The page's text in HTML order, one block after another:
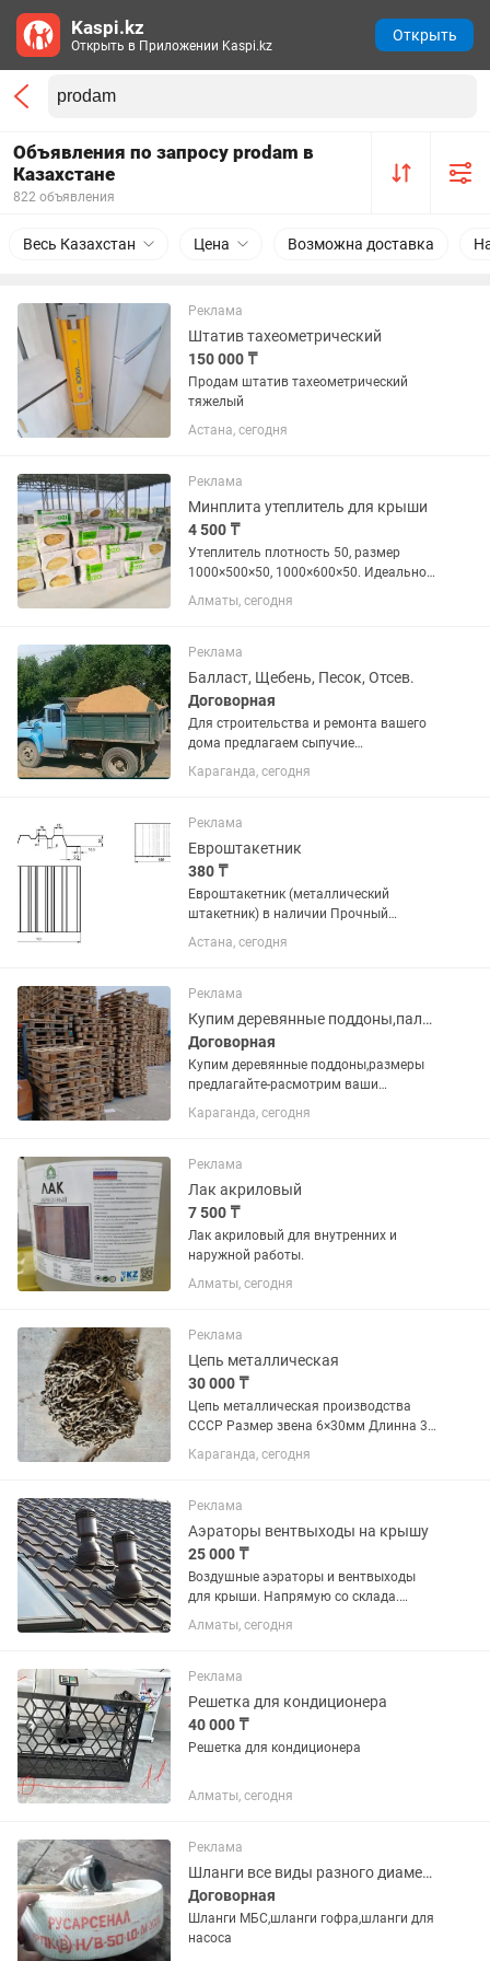
Объявления по запросу prodam в
Казахстане
822 объявления
Весь Казахстан Цена Возможна доставка
Реклама
Штатив тахеометрический
150 000 ₸
Продам штатив тахеометрический
тяжелый
Астана, сегодня
Реклама
Минплита утеплитель для крыши
4 500 ₸
Утеплитель плотность 50, размер
1000×500×50, 1000×600×50. Идеально
для утепления крыши, чердаков,
потолков, перегородок. В наличии опт
Алматы, сегодня
Реклама
Балласт, Щебень, Песок, Отсев.
Договорная
Для строительства и ремонта вашего
дома предлагаем сыпучие
строительные материалы : Балласт
речной мытый, Песок штукатурный
Отсев. Доставляем по городу и в...
Караганда, сегодня
Реклама
Евроштакетник
380 ₸
Евроштакетник (металлический
штакетник) в наличии Прочный
оцинкованный металл Не ржавеет, не
требует покраски Подходит для
Современный внешний вид Ширина:
13...
Астана, сегодня
Реклама
Купим деревянные поддоны,паллеты,европоддоны,европаллеты,подоны.
Договорная
Купим деревянные поддоны,размеры
предлагайте-расмотрим ваши
предложения,Самовывоз.
Караганда, сегодня
Реклама
Лак акриловый
7 500 ₸
Лак акриловый для внутренних и
наружной работы.
Алматы, сегодня
Реклама
Цепь металлическая
30 000 ₸
Цепь металлическая производства
СССР Размер звена 6×30мм Длинна 30
метров Цена 1 000(за 1метр)
Караганда, сегодня
Реклама
Аэраторы вентвыходы на крышу
25 000 ₸
Воздушные аэраторы и вентвыходы
для крыши. Напрямую со склада.
Производство Россия,
Польша.Вентиляционные выходы
домов и коттеджей с помощью
проходных элементов,...
Алматы, сегодня
Реклама
Решетка для кондиционера
40 000 ₸
Решетка для кондиционера
Алматы, сегодня
Реклама
Шланги все виды разного диаметра
Договорная
Шланги МБС,шланги гофра,шланги для
насоса
Kaspi.kz
Открыть в Приложении Kaspi.kz
Открыть